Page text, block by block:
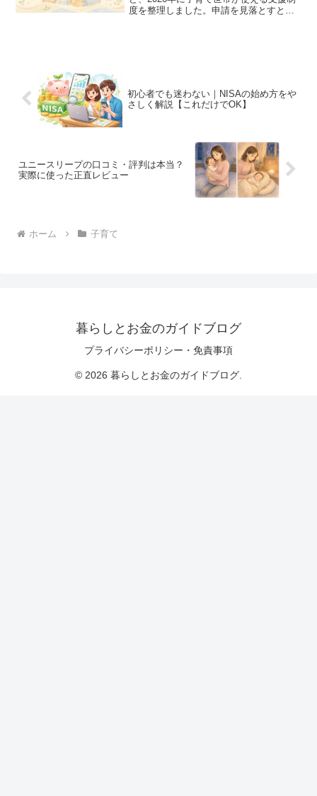
度を整理しました。申請を見落とすと損
初心者でも迷わない｜NISAの始め方をや
さしく解説【これだけでOK】
ユニースリープの口コミ・評判は本当？
実際に使った正直レビュー
ホーム 子育て
暮らしとお金のガイドブログ
プライバシーポリシー・免責事項
© 2026 暮らしとお金のガイドブログ.